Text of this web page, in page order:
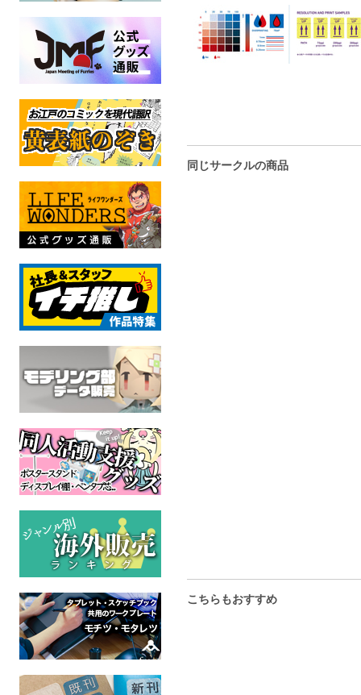
同じサークルの商品
Book FANTASY
こちらもおすすめ